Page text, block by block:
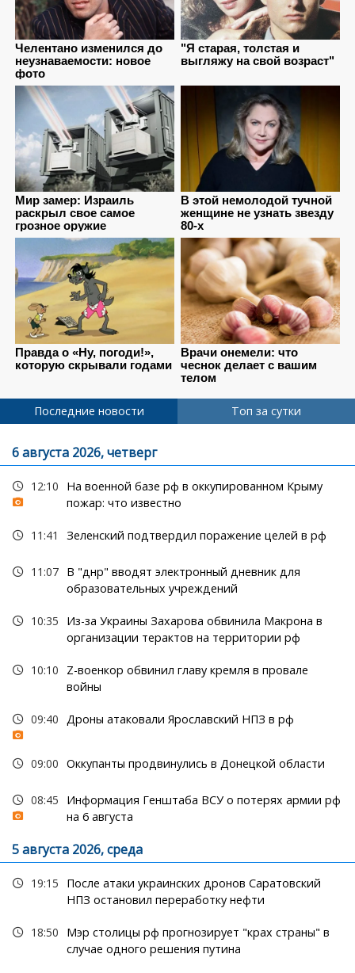
Последние новости Топ за сутки
6 августа 2026, четверг
12:10
На военной базе рф в оккупированном Крыму
пожар: что известно
11:41 Зеленский подтвердил поражение целей в рф
11:07 В "днр" вводят электронный дневник для
образовательных учреждений
10:35
Из-за Украины Захарова обвинила Макрона в
организации терактов на территории рф
10:10
Z-военкор обвинил главу кремля в провале
войны
09:40 Дроны атаковали Ярославский НПЗ в рф
09:00 Оккупанты продвинулись в Донецкой области
08:45
Информация Генштаба ВСУ о потерях армии рф
на 6 августа
5 августа 2026, среда
19:15
После атаки украинских дронов Саратовский
НПЗ остановил переработку нефти
18:50
Мэр столицы рф прогнозирует "крах страны" в
случае одного решения путина